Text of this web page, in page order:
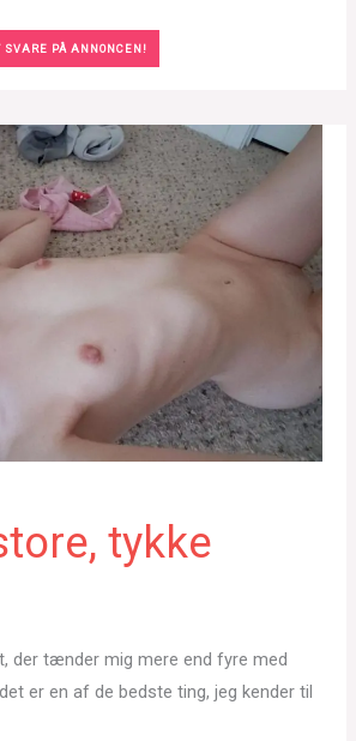
SVARE PÅ ANNONCEN!
tykke
der tænder mig mere end fyre med
er en af de bedste ting, jeg kender til